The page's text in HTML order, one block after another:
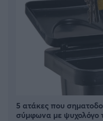
5 ατάκες που
σύμφωνα με ψυχολόγο